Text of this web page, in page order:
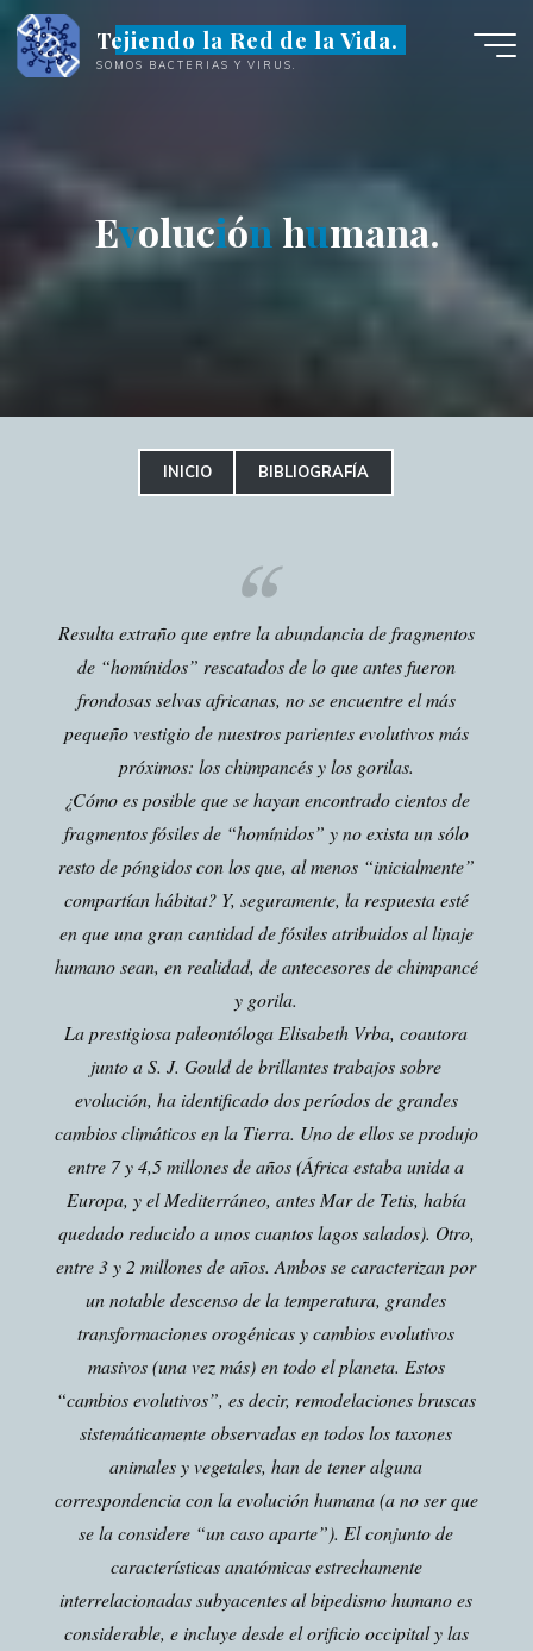
Saltar
contenido
Tejiendo la Red de la Vida.
SOMOS BACTERIAS Y VIRUS.
Evolución humana.
INICIO BIBLIOGRAFÍA
Resulta extraño que entre la abundancia de fragmentos
de “homínidos” rescatados de lo que antes fueron
frondosas selvas africanas, no se encuentre el más
pequeño vestigio de nuestros parientes evolutivos más
próximos: los chimpancés y los gorilas.
¿Cómo es posible que se hayan encontrado cientos de
fragmentos fósiles de “homínidos” y no exista un sólo
resto de póngidos con los que, al menos “inicialmente”
compartían hábitat? Y, seguramente, la respuesta esté
en que una gran cantidad de fósiles atribuidos al linaje
humano sean, en realidad, de antecesores de chimpancé
y gorila.
La prestigiosa paleontóloga Elisabeth Vrba, coautora
junto a S. J. Gould de brillantes trabajos sobre
evolución, ha identificado dos períodos de grandes
cambios climáticos en la Tierra. Uno de ellos se produjo
entre 7 y 4,5 millones de años (África estaba unida a
Europa, y el Mediterráneo, antes Mar de Tetis, había
quedado reducido a unos cuantos lagos salados). Otro,
entre 3 y 2 millones de años. Ambos se caracterizan por
un notable descenso de la temperatura, grandes
transformaciones orogénicas y cambios evolutivos
masivos (una vez más) en todo el planeta. Estos
“cambios evolutivos”, es decir, remodelaciones bruscas
sistemáticamente observadas en todos los taxones
animales y vegetales, han de tener alguna
correspondencia con la evolución humana (a no ser que
se la considere “un caso aparte”). El conjunto de
características anatómicas estrechamente
interrelacionadas subyacentes al bipedismo humano es
considerable, e incluye desde el orificio occipital y las